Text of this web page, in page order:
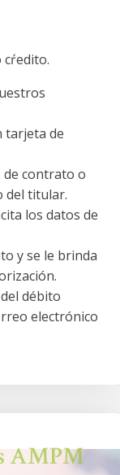
cŕedito.
tarjeta de
contrato o
del titular.
los datos de
y se le brinda
débito
electrónico
AMPM